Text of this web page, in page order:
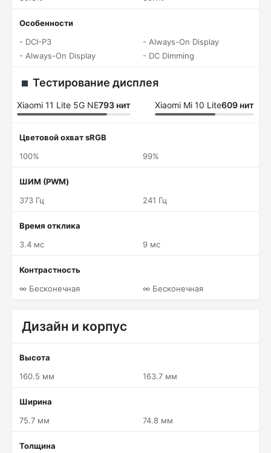
Особенности
- DCI-P3
- Always-On Display
- Always-On Display
- DC Dimming
Тестирование дисплея
Xiaomi 11 Lite 5G NE793 нит Xiaomi Mi 10 Lite609 нит
Цветовой охват sRGB
100%
99%
ШИМ (PWM)
373 Гц
241 Гц
Время отклика
3.4 мс
9 мс
Контрастность
∞ Бесконечная
∞ Бесконечная
Дизайн и корпус
Высота
160.5 мм
163.7 мм
Ширина
75.7 мм
74.8 мм
Толщина